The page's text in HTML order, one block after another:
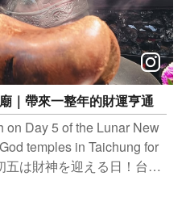
日限量發送，1人限領1
閱燈區地圖。 ​ 只要
會讓你的美照在大玩台中
網上曝光喔！
#Landscape #taiwan
여행 #풍경 #観光 #旅行 #
點 #打卡景點 #台中風景 #
福 #中央公園 #中台灣燈會
｜帶來一整年的財運亨通
on Day 5 of the Lunar New
temples in Taichung for
は財神を迎える日！台中
祈願しよう 초닷새 타이중